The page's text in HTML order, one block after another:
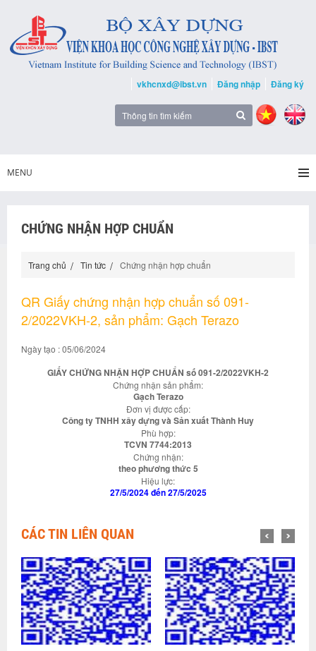
vkhcnxd@ibst.vn Đăng nhập Đăng ký
MENU
CHỨNG NHẬN HỢP CHUẨN
Trang chủ Tin tức Chứng nhận hợp chuẩn
QR Giấy chứng nhận hợp chuẩn số 091-
2/2022VKH-2, sản phẩm: Gạch Terazo
Ngày tạo : 05/06/2024
GIẤY CHỨNG NHẬN HỢP CHUẨN số 091-2/2022VKH-2
Chứng nhận sản phẩm:
Gạch Terazo
Đơn vị được cấp:
Công ty TNHH xây dựng và Sản xuất Thành Huy
Phù hợp:
TCVN 7744:2013
Chứng nhận:
theo phương thức 5
Hiệu lực:
27/5/2024 đến 27/5/2025
CÁC TIN LIÊN QUAN